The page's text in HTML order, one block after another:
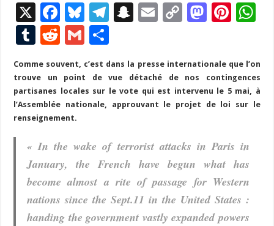
X
F
ac
e
b
o
o
Bl
u
es
ky
T
gr
a
m
S
p
c
h
E
l
C
y
Li
n
M
d
o
n
Pi
es
t
p
p
T
m
bl
r
R
d
di
t
G
ai
l
ar
ta
g
er
Comme souvent, c’est dans la presse internationale que l’on
trouve un point de vue détaché de nos contingences
partisanes locales sur le vote qui est intervenu le 5 mai, à
l’Assemblée nationale, approuvant le projet de loi sur le
renseignement.
« In the wake of terrorist attacks in Paris in
January, the French have begun what has
become almost a rite of passage for Western
nations since the Sept.11 in the United States :
handing the government vastly expanded powers